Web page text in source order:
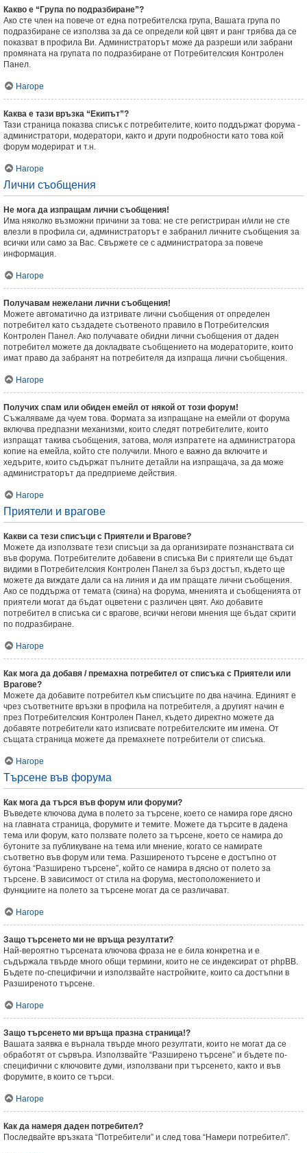
Какво е “Група по подразбиране”?
Ако сте член на повече от една потребителска група, Вашата група по
подразбиране се използва за да се определи кой цвят и ранг трябва да се
показват в профила Ви. Администраторът може да разреши или забрани
промяната на групата по подразбиране от Потребителския Контролен
Панел.
Нагоре
Каква е тази връзка “Екипът”?
Тази страница показва списък с потребителите, които поддържат форума -
администратори, модератори, както и други подробности като това кой
форум модерират и т.н.
Нагоре
Лични съобщения
Не мога да изпращам лични съобщения!
Има няколко възможни причини за това: не сте регистриран и/или не сте
влезли в профила си, администраторът е забранил личните съобщения за
всички или само за Вас. Свържете се с администратора за повече
информация.
Нагоре
Получавам нежелани лични съобщения!
Можете автоматично да изтривате лични съобщения от определен
потребител като създадете съотвеното правило в Потребителския
Контролен Панел. Ако получавате обидни лични съобщения от даден
потребител можете да докладвате съобщението на модераторите, които
имат право да забранят на потребителя да изпраща лични съобщения.
Нагоре
Получих спам или обиден емейл от някой от този форум!
Съжаляваме да чуем това. Формата за изпращане на емейли от форума
включва предпазни механизми, които следят потребителите, които
изпращат такива съобщения, затова, моля изпратете на администратора
копие на емейла, който сте получили. Много е важно да включите и
хедърите, които съдържат пълните детайли на изпращача, за да може
администраторът да предприеме действия.
Нагоре
Приятели и врагове
Какви са тези списъци с Приятели и Врагове?
Можете да използвате тези списъци за да организирате познанствата си
във форума. Потребителите добавени в списъка Ви с приятели ще бъдат
видими в Потребителския Контролен Панел за бърз достъп, където ще
можете да виждате дали са на линия и да им пращате лични съобщения.
Ако се поддържа от темата (скина) на форума, мненията и съобщенията от
приятели могат да бъдат оцветени с различен цвят. Ако добавите
потребител в списъка си с врагове, всички негови мнения ще бъдат скрити
по подразбиране.
Нагоре
Как мога да добавя / премахна потребител от списъка с Приятели или
Врагове?
Можете да добавите потребител към списъците по два начина. Единият е
чрез съответните връзки в профила на потребителя, а другият начин е
през Потребителския Контролен Панел, където директно можете да
добавяте потребители като изписвате потребителските им имена. От
същата страница можете да премахнете потребители от списъка.
Нагоре
Търсене във форума
Как мога да търся във форум или форуми?
Въведете ключова дума в полето за търсене, което се намира горе дясно
на главната страница, форумите и темите. Можете да търсите в дадена
тема или форум, като ползвате полето за търсене, което се намира до
бутоните за публикуване на тема или мнение, когато се намирате
съответно във форум или тема. Разширеното търсене е достъпно от
бутона “Разширено търсене”, който се намира в дясно от полето за
търсене. В зависимост от стила на форума, местоположението и
функциите на полето за търсене могат да се различават.
Нагоре
Защо търсенето ми не връща резултати?
Най-вероятно търсената ключова фраза не е била конкретна и е
съдържала твърде много общи термини, които не се индексират от phpBB.
Бъдете по-специфични и използвайте настройките, които са достъпни в
Разширеното търсене.
Нагоре
Защо търсенето ми връща празна страница!?
Вашата заявка е върнала твърде много резултати, които не могат да се
обработят от сървъра. Използвайте “Разширено търсене” и бъдете по-
специфични с ключовите думи, използвани при търсенето, както и във
форумите, в които се търси.
Нагоре
Как да намеря даден потребител?
Последвайте връзката “Потребители” и след това “Намери потребител”.